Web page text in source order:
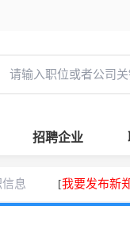
招聘企业
息 [我要发布新